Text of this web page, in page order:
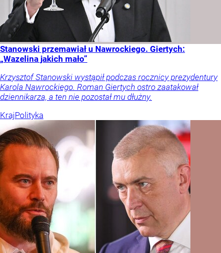
Stanowski przemawiał u Nawrockiego. Giertych:
„Wazelina jakich mało”
Krzysztof Stanowski wystąpił podczas rocznicy prezydentury
Karola Nawrockiego. Roman Giertych ostro zaatakował
dziennikarza, a ten nie pozostał mu dłużny.
KrajPolityka